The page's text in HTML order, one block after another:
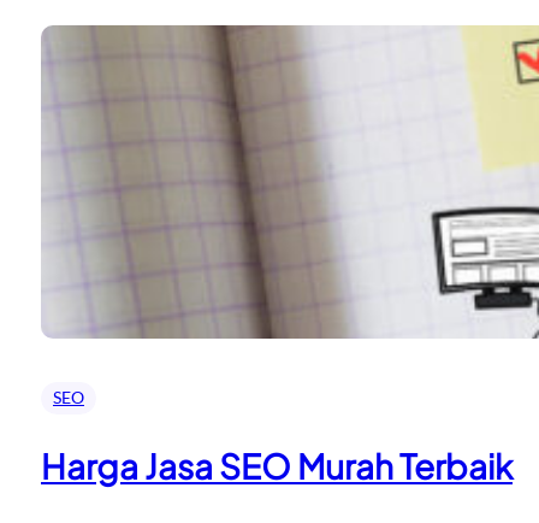
SEO
Harga Jasa SEO Murah Terbaik